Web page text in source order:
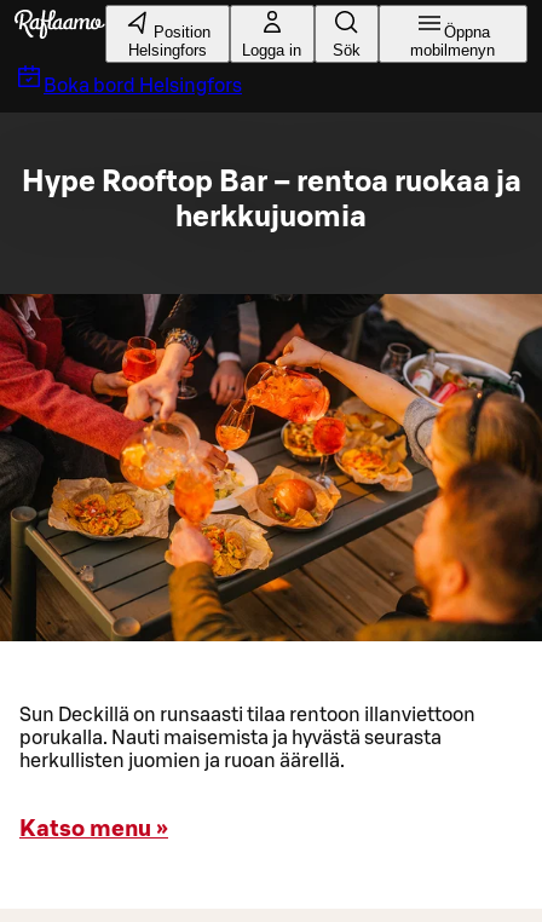
Gå till huvudinnehållet
Position
Helsingfors
Logga in Sök
Öppna
mobilmenyn
Boka bord Helsingfors
Hype Rooftop Bar – rentoa ruokaa ja
herkkujuomia
Sun Deckillä on runsaasti tilaa rentoon illanviettoon
porukalla. Nauti maisemista ja hyvästä seurasta
herkullisten juomien ja ruoan äärellä.
Katso menu »